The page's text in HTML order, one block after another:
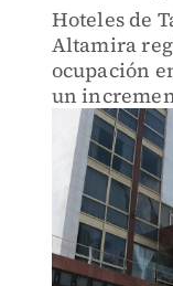
Hoteles de
Altamira
ocupación
un